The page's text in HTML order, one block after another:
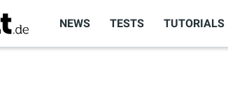
NEWS TESTS TUTORIALS